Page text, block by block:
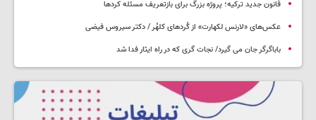
قانون جدید ترکیه؛ پروژه بزرگ‌ برای بازتعریف مسئله کردها
عکس‌های «لارنس لکهارت» از کُردهای کلهُر / دکتر سیروس فیضی
باباگرگر جان می گیرد/ نجات گری که در راه ایثار فدا شد